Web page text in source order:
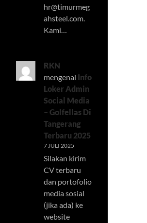
hr@timurmeg
ahsteel.com
Kami…
RKN
mengenai Info
Loker Admin
Social Media
– Golfellas Di
Tangerang
Terbaru 2025
7 JULI 2025
Silakan kirim
CV terbaru
dan portofolio
media sosial
(jika ada) ke
website